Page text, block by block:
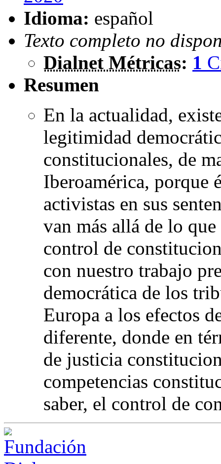
Idioma: español
Texto completo no
Dialnet Métricas: 1
Resumen
En la actualidad,
legitimidad
constitucionales, de
Iberoamérica, porque
activistas en sus
van más allá de lo
control de
con nuestro trabajo
democrática de los
Europa a los efectos
diferente, donde en
de justicia
competencias
saber, el control de